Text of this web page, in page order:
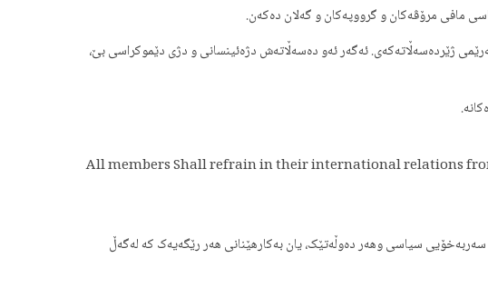
مافی مرۆڤەکان و گرووپەکان و گەلان دەکەن.
ژێردەسەڵاتەکەی. ئەگەر ئەو دەسەڵاتەش دژەئینسانی و دژی دێموکراسی بێ،
All members Shall refrain in their international relations
سەربەخۆیی سیاسی وهەر دەوڵەتێک، یان بەکارهێنانی هەر رێگەیەک کە لەگەڵ